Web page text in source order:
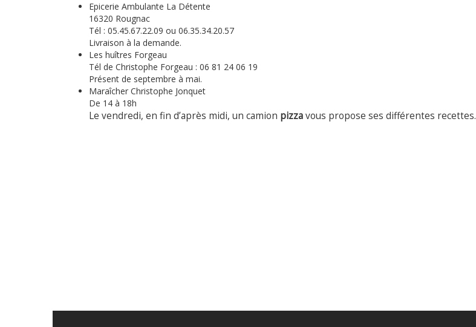
Epicerie Ambulante La Détente
16320 Rougnac
Tél : 05.45.67.22.09 ou 06.35.34.20.57
Livraison à la demande.
Les huîtres Forgeau
Tél de Christophe Forgeau : 06 81 24 06 19
Présent de septembre à mai.
Maraîcher Christophe Jonquet
De 14 à 18h
Le vendredi, en fin d’après midi, un camion pizzavous propose ses différentes recettes.